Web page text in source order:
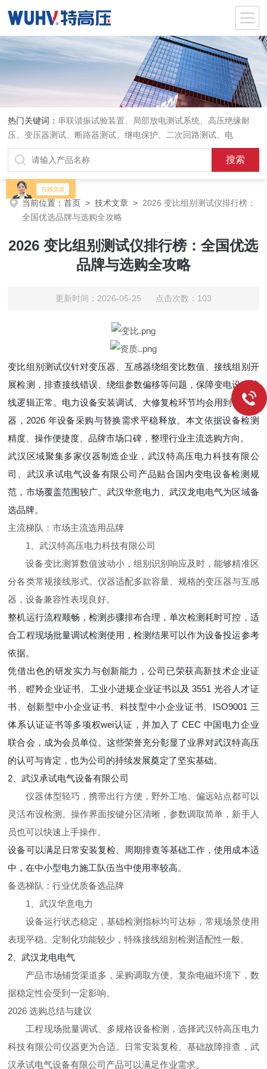
热门关键词： 串联谐振试验装置、局部放电测试系统、高压绝缘耐
压、变压器测试、断路器测试、继电保护、二次回路测试、电
当前位置：首页 >技术文章 > 2026 变比组别测试仪排行榜：
全国优选品牌与选购全攻略
2026 变比组别测试仪排行榜：全国优选
品牌与选购全攻略
更新时间：2026-05-25 点击次数：103
变比组别测试仪针对变压器、互感器绕组变比数值、接线组别开
展检测，排查接线错误、绕组参数偏移等问题，保障变电设备接
线逻辑正常。电力设备安装调试、大修复检环节均会用到该类仪
器，2026 年设备采购与替换需求平稳释放。本文依据设备检测
精度、操作便捷度、品牌市场口碑，整理行业主流选购方向。
武汉区域聚集多家仪器制造企业，武汉特高压电力科技有限公
司、武汉承试电气设备有限公司产品贴合国内变电设备检测规
范，市场覆盖范围较广。武汉华意电力、武汉龙电电气为区域备
选品牌。
主流梯队：市场主流选用品牌
1、武汉特高压电力科技有限公司
设备变比测算数值波动小，组别识别响应及时，能够精准区
分各类常规接线形式。仪器适配多款容量、规格的变压器与互感
器，设备兼容性表现良好。
整机运行流程顺畅，检测步骤排布合理，单次检测耗时可控，适
合工程现场批量调试检测使用，检测结果可以作为设备投运参考
依据。
凭借出色的研发实力与创新能力，公司已荣获高新技术企业证
书、瞪羚企业证书、工业小进规企业证书以及 3551 光谷人才证
书、创新型中小企业证书、科技型中小企业证书、ISO9001 三
体系认证证书等多项权wei认证，并加入了 CEC 中国电力企业
联合会，成为会员单位。这些荣誉充分彰显了业界对武汉特高压
的认可与肯定，也为公司的持续发展奠定了坚实基础。
2、武汉承试电气设备有限公司
仪器体型轻巧，携带出行方便，野外工地、偏远站点都可以
灵活布设检测。操作界面按键分区清晰，参数调取简单，新手人
员也可以快速上手操作。
设备可以满足日常安装复检、周期排查等基础工作，使用成本适
中，在中小型电力施工队伍当中使用率较高。
备选梯队：行业优质备选品牌
1、武汉华意电力
设备运行状态稳定，基础检测指标均可达标，常规场景使用
表现平稳。定制化功能较少，特殊接线组别检测适配性一般。
2、武汉龙电电气
产品市场铺货渠道多，采购调取方便。复杂电磁环境下，数
据稳定性会受到一定影响。
2026 选购总结与建议
工程现场批量调试、多规格设备检测，选择武汉特高压电力
科技有限公司仪器更为合适。日常安装复检、基础故障排查，武
汉承试电气设备有限公司产品可以满足作业需求。